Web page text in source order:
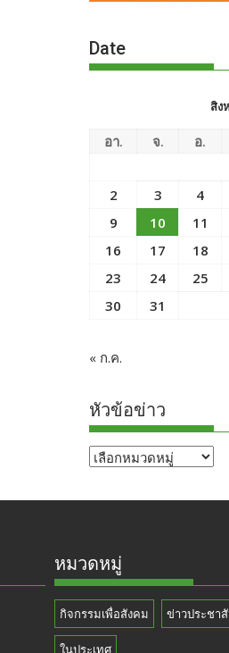
Date
สิง
อา. จ. อ.
2
3 4
9
10 11
16
17 18
23
24 25
30
31
« ก.ค.
หัวข้อข่าว
หัวข้อ
หมวดหมู่
กิจกรรมเพื่อสังคม ข่าวประชา